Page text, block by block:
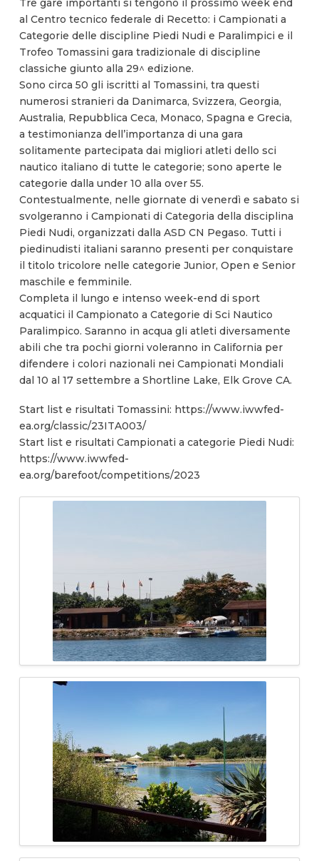
Tre gare importanti si tengono il prossimo week end
al Centro tecnico federale di Recetto: i Campionati a
Categorie delle discipline Piedi Nudi e Paralimpici e il
Trofeo Tomassini gara tradizionale di discipline
classiche giunto alla 29^ edizione.
Sono circa 50 gli iscritti al Tomassini, tra questi
numerosi stranieri da Danimarca, Svizzera, Georgia,
Australia, Repubblica Ceca, Monaco, Spagna e Grecia,
a testimonianza dell’importanza di una gara
solitamente partecipata dai migliori atleti dello sci
nautico italiano di tutte le categorie; sono aperte le
categorie dalla under 10 alla over 55.
Contestualmente, nelle giornate di venerdì e sabato si
svolgeranno i Campionati di Categoria della disciplina
Piedi Nudi, organizzati dalla ASD CN Pegaso. Tutti i
piedinudisti italiani saranno presenti per conquistare
il titolo tricolore nelle categorie Junior, Open e Senior
maschile e femminile.
Completa il lungo e intenso week-end di sport
acquatici il Campionato a Categorie di Sci Nautico
Paralimpico. Saranno in acqua gli atleti diversamente
abili che tra pochi giorni voleranno in California per
difendere i colori nazionali nei Campionati Mondiali
dal 10 al 17 settembre a Shortline Lake, Elk Grove CA.
Start list e risultati Tomassini: https://www.iwwfed-
ea.org/classic/23ITA003/
Start list e risultati Campionati a categorie Piedi Nudi:
https://www.iwwfed-
ea.org/barefoot/competitions/2023